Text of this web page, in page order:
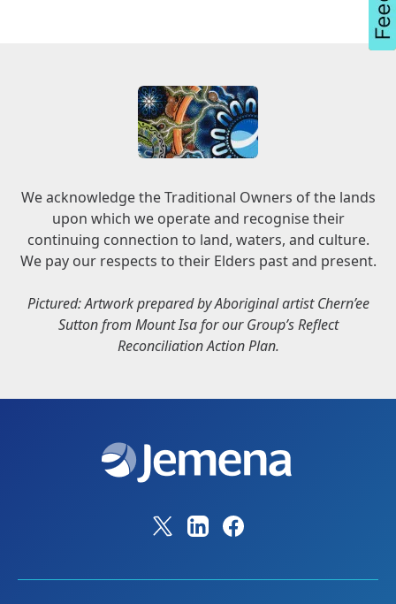
We acknowledge the Traditional Owners of the lands
upon which we operate and recognise their
continuing connection to land, waters, and culture.
We pay our respects to their Elders past and present.
Pictured: Artwork prepared by Aboriginal artist Chern’ee
Sutton from Mount Isa for our Group’s Reflect
Reconciliation Action Plan.